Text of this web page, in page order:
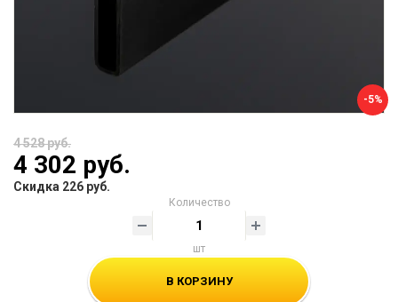
-5%
4 528 руб.
4 302 руб.
Скидка 226 руб.
Количество
шт
В КОРЗИНУ